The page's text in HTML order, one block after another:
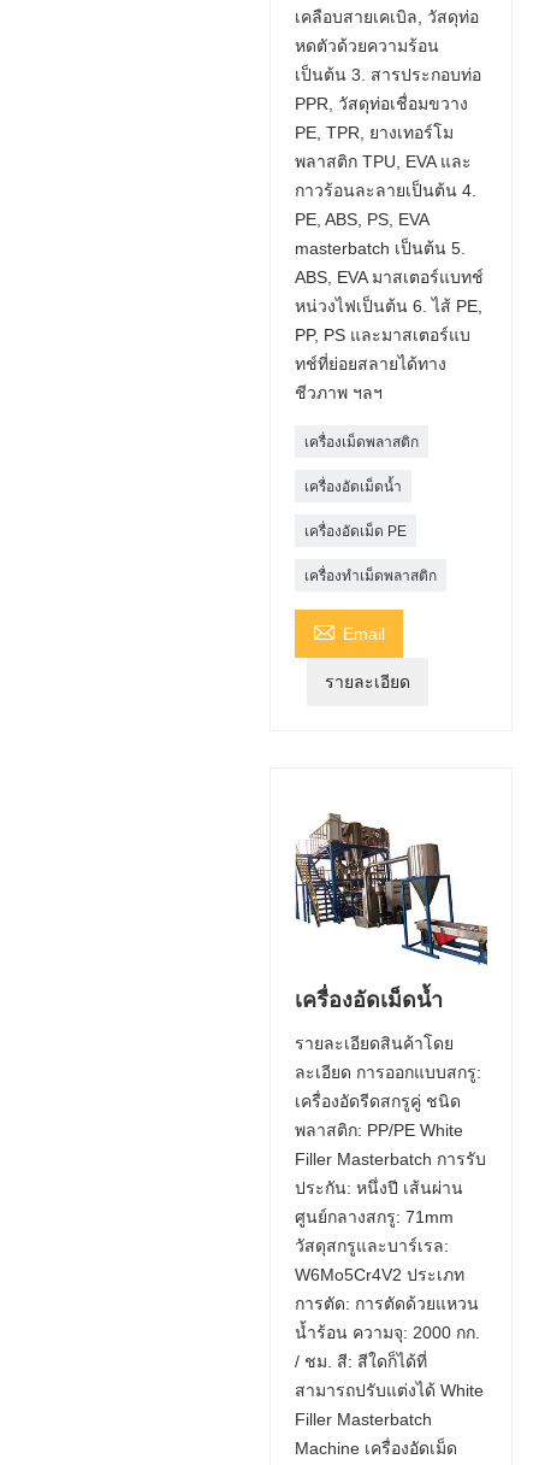
เคลือบสายเคเบิล, วัสดุท่อ
หดตัวด้วยความร้อน
เป็นต้น 3. สารประกอบท่อ
PPR, วัสดุท่อเชื่อมขวาง
PE, TPR, ยางเทอร์โม
พลาสติก TPU, EVA และ
กาวร้อนละลายเป็นต้น 4.
PE, ABS, PS, EVA
masterbatch เป็นต้น 5.
ABS, EVA มาสเตอร์แบทช์
หน่วงไฟเป็นต้น 6. ไส้ PE,
PP, PS และมาสเตอร์แบ
ทช์ที่ย่อยสลายได้ทาง
ชีวภาพ ฯลฯ
เครื่องเม็ดพลาสติก
เครื่องอัดเม็ดน้ำ
เครื่องอัดเม็ด PE
เครื่องทำเม็ดพลาสติก
 Email
รายละเอียด
เครื่องอัดเม็ดน้ำ
รายละเอียดสินค้าโดย
ละเอียด การออกแบบสกรู:
เครื่องอัดรีดสกรูคู่ ชนิด
พลาสติก: PP/PE White
Filler Masterbatch การรับ
ประกัน: หนึ่งปี เส้นผ่าน
ศูนย์กลางสกรู: 71mm
วัสดุสกรูและบาร์เรล:
W6Mo5Cr4V2 ประเภท
การตัด: การตัดด้วยแหวน
น้ำร้อน ความจุ: 2000 กก.
/ ชม. สี: สีใดก็ได้ที่
สามารถปรับแต่งได้ White
Filler Masterbatch
Machine เครื่องอัดเม็ด